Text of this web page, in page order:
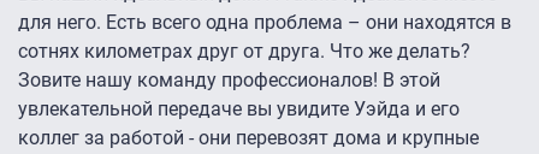
для него. Есть всего одна проблема – они находятся в
сотнях километрах друг от друга. Что же делать?
Зовите нашу команду профессионалов! В этой
увлекательной передаче вы увидите Уэйда и его
коллег за работой - они перевозят дома и крупные